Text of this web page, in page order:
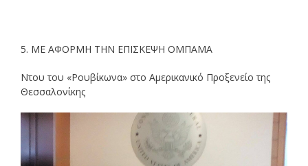
5. ΜΕ ΑΦΟΡΜΗ ΤΗΝ ΕΠΙΣΚΕΨΗ ΟΜΠΑΜΑ
Ντου του «Ρουβίκωνα» στο Αμερικανικό Προξενείο της
Θεσσαλονίκης